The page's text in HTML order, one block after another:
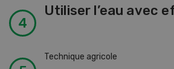
Utiliser l’eau avec
Technique agricole